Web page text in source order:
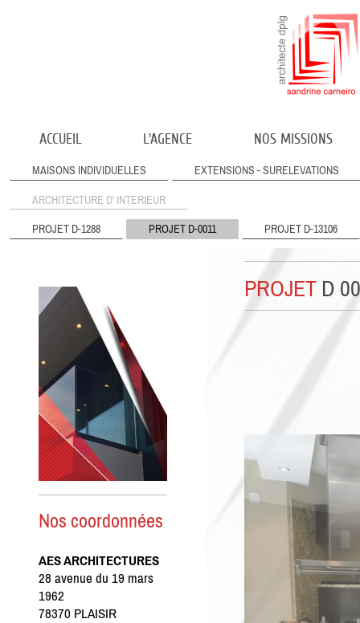
ACCUEIL L'AGENCE NOS MISSIONS
MAISONS INDIVIDUELLES EXTENSIONS - SURELEVATIONS
ARCHITECTURE D' INTERIEUR
PROJET D-1288 PROJET D-0011 PROJET D-13106
PROJET D
Nos coordonnées
AES ARCHITECTURES
28 avenue du 19 mars
1962
78370 PLAISIR